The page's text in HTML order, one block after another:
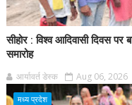
सीहोर : विश्व आदिवासी दिवस पर
समारोह
आर्यावर्त डेस्क Aug 06, 2026
मध्य प्रदेश